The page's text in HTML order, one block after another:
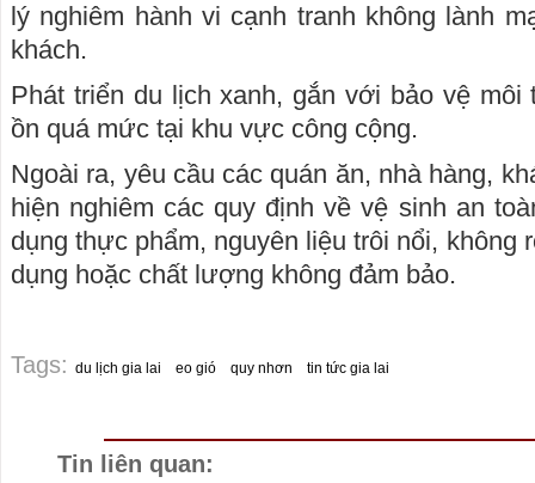
lý nghiêm hành vi cạnh tranh không lành
khách.
Phát triển du lịch xanh, gắn với bảo vệ môi
ồn quá mức tại khu vực công cộng.
Ngoài ra, yêu cầu các quán ăn, nhà hàng,
hiện nghiêm các quy định về vệ sinh an
dụng thực phẩm, nguyên liệu trôi nổi, không
dụng hoặc chất lượng không đảm bảo.
Tags: du lịch gia lai eo gió quy nhơn tin tức gia lai
Tin liên quan: